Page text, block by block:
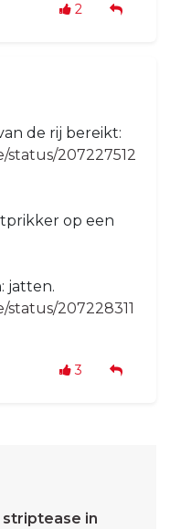
2
de rij bereikt:
status/207227512
op een
jatten.
status/207228311
3
striptease in